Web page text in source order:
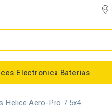
Electronica Baterias
Helice Aero-Pro 7.5x4